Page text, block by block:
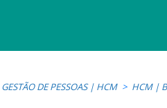
GESTÃO DE PESSOAS | HCM HCM |